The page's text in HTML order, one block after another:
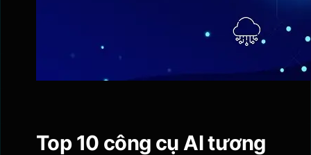
Top 10 công cụ AI tương